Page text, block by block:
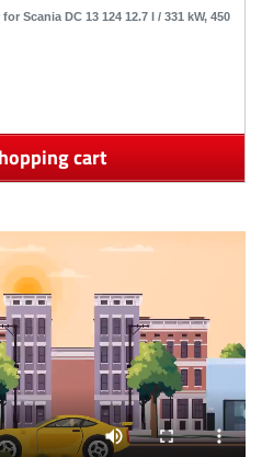
Scania DC 13 124 12.7 l / 331 kW, 450
cart